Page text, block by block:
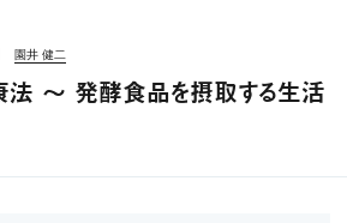
園井 健二
法 ～ 発酵食品を摂取する生活